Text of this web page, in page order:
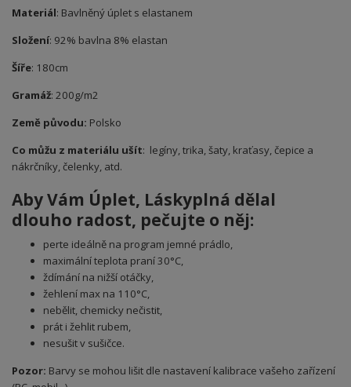
Materiál: Bavlněný úplet s elastanem
Složení: 92% bavlna 8% elastan
Šíře: 180cm
Gramáž: 200g/m2
Země původu: Polsko
Co můžu z materiálu ušít: legíny, trika, šaty, kraťasy, čepice a
nákrčníky, čelenky, atd.
Aby Vám Úplet, Láskyplná dělal
dlouho radost, pečujte o něj:
perte ideálně na program jemné prádlo,
maximální teplota praní 30°C,
ždímání na nižší otáčky,
žehlení max na 110°C,
nebělit, chemicky nečistit,
prát i žehlit rubem,
nesušit v sušičce.
Pozor: Barvy se mohou lišit dle nastavení kalibrace vašeho zařízení